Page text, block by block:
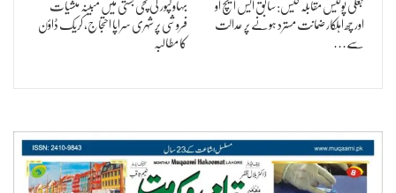
جعلی پولیس مقابلہ کیس: سابق ایس ایچ او
اور چھ اہلکار ضمانت مسترد ہونے پر عدالت
سے…
بہاولپور کی کچی بستی میں مبینہ منشیات
فروشی پر شہری سراپا احتجاج، کریک ڈاؤن
کا مطالبہ